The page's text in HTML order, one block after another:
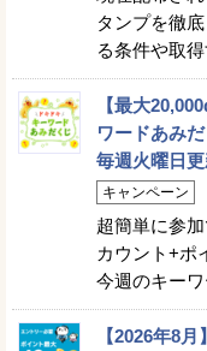
タンプを徹
る条件や取
【最大
ワードあみ
毎週火曜日
キャンペーン
超簡単に参
カウント+ポ
今週のキー
【2026年8